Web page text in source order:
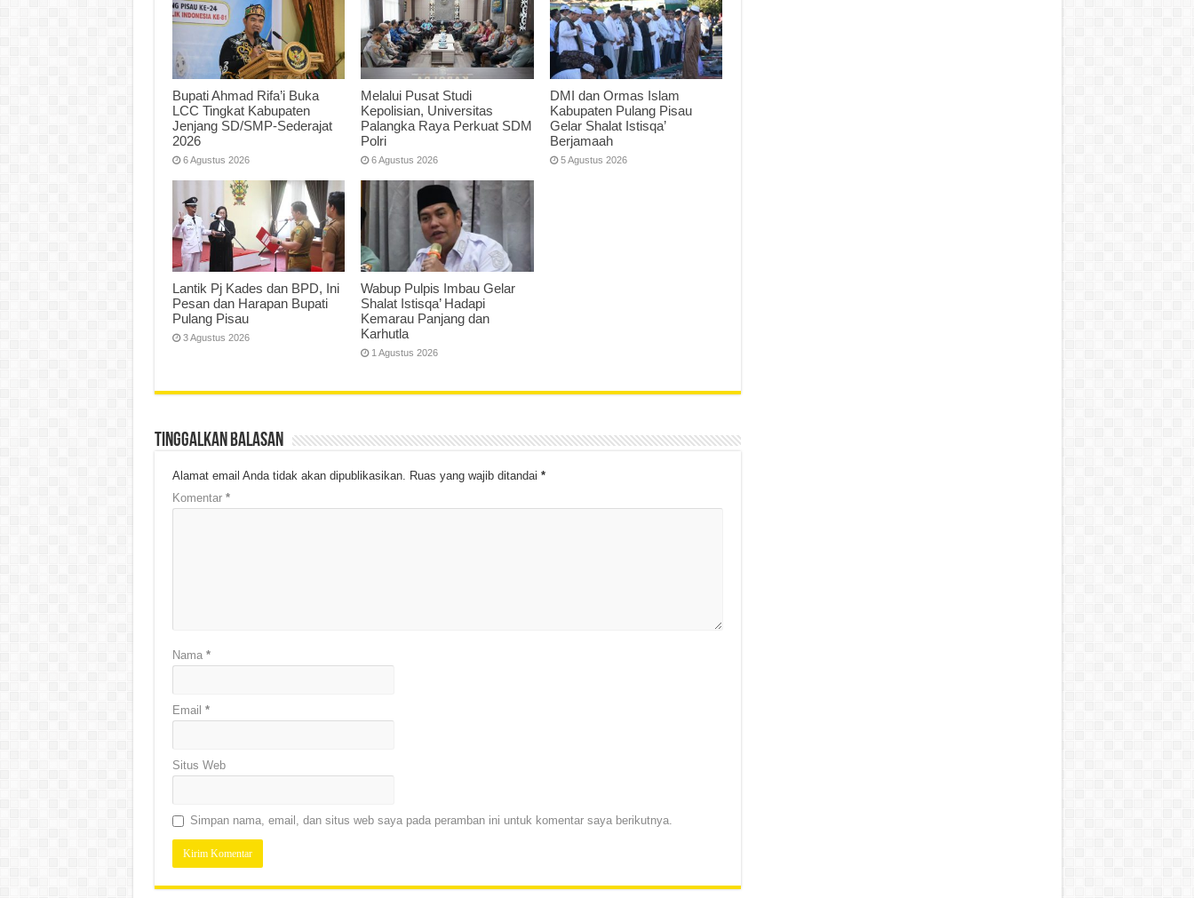
Bupati Ahmad Rifa’i Buka
LCC Tingkat Kabupaten
Jenjang SD/SMP-Sederajat
2026
6 Agustus 2026
Melalui Pusat Studi
Kepolisian, Universitas
Palangka Raya Perkuat SDM
Polri
6 Agustus 2026
DMI dan Ormas Islam
Kabupaten Pulang Pisau
Gelar Shalat Istisqa’
Berjamaah
5 Agustus 2026
Lantik Pj Kades dan BPD, Ini
Pesan dan Harapan Bupati
Pulang Pisau
3 Agustus 2026
Wabup Pulpis Imbau Gelar
Shalat Istisqa’ Hadapi
Kemarau Panjang dan
Karhutla
1 Agustus 2026
Tinggalkan Balasan
Alamat email Anda tidak akan dipublikasikan. Ruas yang wajib ditandai *
Komentar *
Nama *
Email *
Situs Web
Simpan nama, email, dan situs web saya pada peramban ini untuk komentar saya berikutnya.